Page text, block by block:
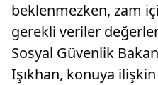
beklenmezken, zam
gerekli veriler
Sosyal Güvenlik
Işıkhan, konuya ilişkin